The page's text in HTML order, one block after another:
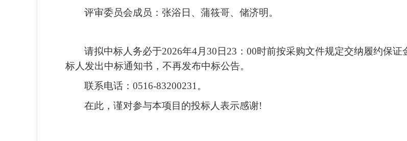
评审委员会成员： 张浴日 、 蒲筱哥、 储济明 。
请拟中标人务必于2026年4月 30 日 23：00时前按采购文件规定交纳履约保
标人发出中标通知书，不再发布中标公告。
联系电话： 0516-83200231。
在此，谨对参与本项目的投标人表示感谢!